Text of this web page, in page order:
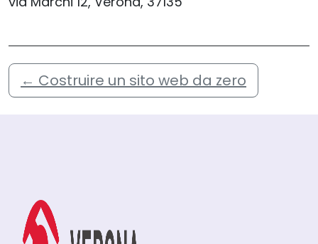
← Costruire un sito web da zero